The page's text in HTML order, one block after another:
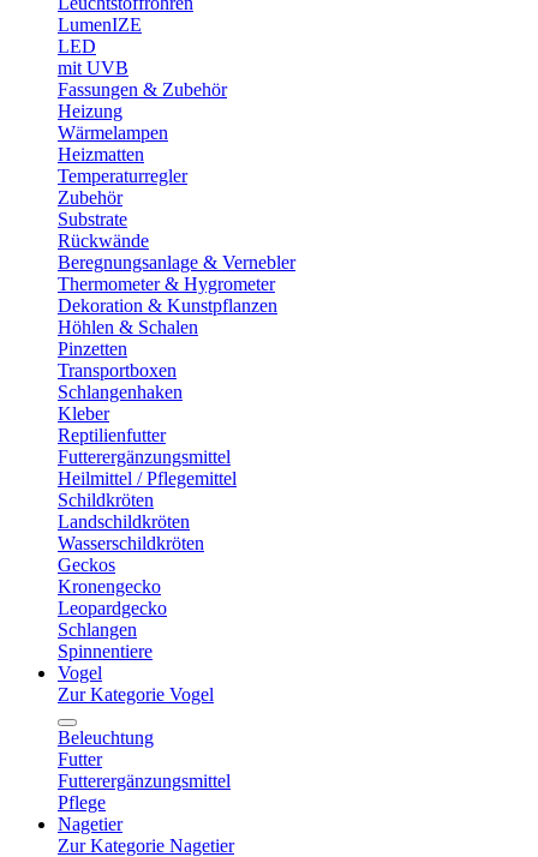
LumenIZE
LED
mit UVB
Fassungen & Zubehör
Heizung
Wärmelampen
Heizmatten
Temperaturregler
Zubehör
Substrate
Rückwände
Beregnungsanlage & Vernebler
Thermometer & Hygrometer
Dekoration & Kunstpflanzen
Höhlen & Schalen
Pinzetten
Transportboxen
Schlangenhaken
Kleber
Reptilienfutter
Futterergänzungsmittel
Heilmittel / Pflegemittel
Schildkröten
Landschildkröten
Wasserschildkröten
Geckos
Kronengecko
Leopardgecko
Schlangen
Spinnentiere
Vogel
Zur Kategorie Vogel
Beleuchtung
Futter
Futterergänzungsmittel
Pflege
Nagetier
Zur Kategorie Nagetier